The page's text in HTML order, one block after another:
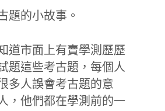
題的小故事。
道市面上有賣學測歷歷
題這些考古題，每個人
多人誤會考古題的意
，他們都在學測前的一